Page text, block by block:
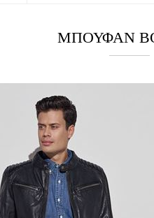
ΜΠΟΥΦΑΝ